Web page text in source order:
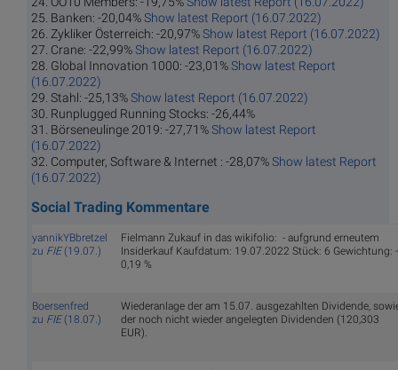
25. Banken: -20,04%Show latest Report (16.07.2022)
26. Zykliker Österreich: -20,97%Show latest Report (16.07.2022)
27. Crane: -22,99%Show latest Report (16.07.2022)
28. Global Innovation 1000: -23,01%Show latest Report
(16.07.2022)
29. Stahl: -25,13%Show latest Report (16.07.2022)
30. Runplugged Running Stocks: -26,44%
31. Börseneulinge 2019: -27,71%Show latest Report
(16.07.2022)
32. Computer, Software & Internet : -28,07%Show latest Report
(16.07.2022)
Social Trading Kommentare
yannikYBbretzel
zu FIE(19.07.)
Fielmann Zukauf in das wikifolio: - aufgrund erneutem
Insiderkauf Kaufdatum: 19.07.2022 Stück: 6 Gewichtung:
0,19 %
Boersenfred
zu FIE(18.07.)
Wiederanlage der am 15.07. ausgezahlten Dividende,
der noch nicht wieder angelegten Dividenden (120,303
EUR).